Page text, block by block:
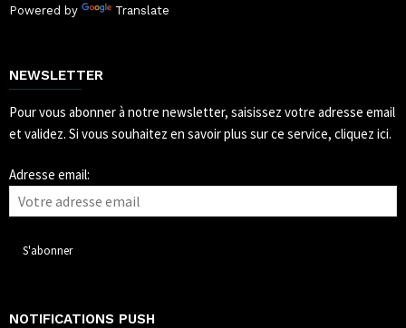
Powered by Translate
NEWSLETTER
Pour vous abonner à notre newsletter, saisissez votre adresse email
et validez. Si vous souhaitez en savoir plus sur ce service, cliquez ici.
Adresse email:
NOTIFICATIONS PUSH